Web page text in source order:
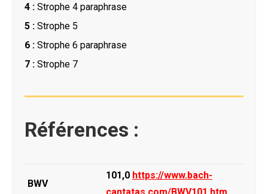
4 : Strophe 4 paraphrase
5 : Strophe 5
6 : Strophe 6 paraphrase
7 : Strophe 7
Références :
BWV
101,0 https://www.bach-
cantatas.com/BWV101.htm